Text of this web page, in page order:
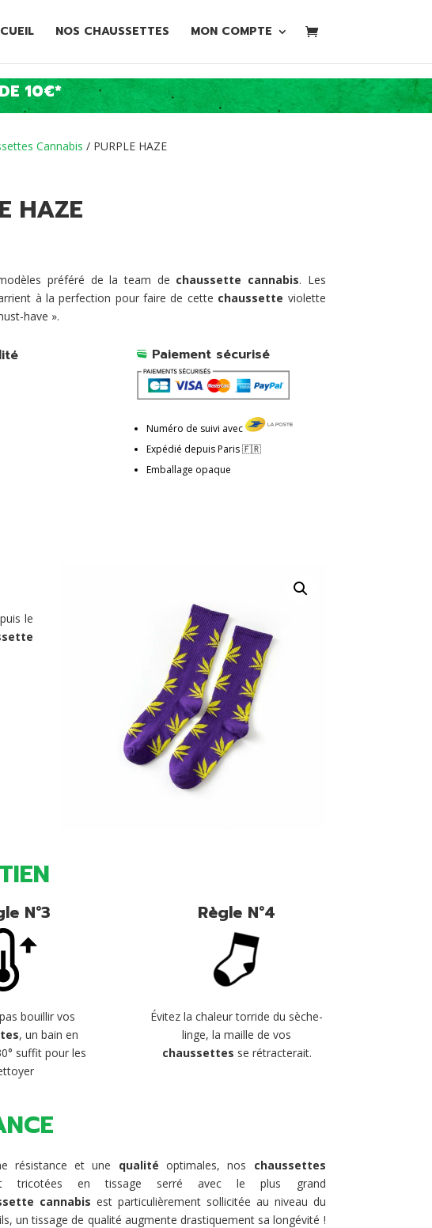
NOS CHAUSSETTES MON COMPTE
10€*
Cannabis / PURPLE HAZE
HAZE
préféré de la team de chaussette cannabis. Les
à la perfection pour faire de cette chaussette violette
have ».
Paiement sécurisé
Numéro de suivi avec
Expédié depuis Paris 🇫🇷
Emballage opaque
le
N°3
bouillir vos
, un bain en
suffit pour les
Règle N°4
Évitez la chaleur torride du sèche-
linge, la maille de vos
chaussettes se rétracterait.
résistance et une qualité optimales, nos chaussettes
tricotées en tissage serré avec le plus grand
cannabis est particulièrement sollicitée au niveau du
un tissage de qualité augmente drastiquement sa longévité !